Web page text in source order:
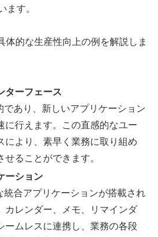
ます。
体的な生産性向上の例を解説しま
ターフェース
であり、新しいアプリケーション
に行えます。この直感的なユー
により、素早く業務に取り組め
ることができます。
ーション
統合アプリケーションが搭載され
カレンダー、メモ、リマインダ
ームレスに連携し、業務の各段